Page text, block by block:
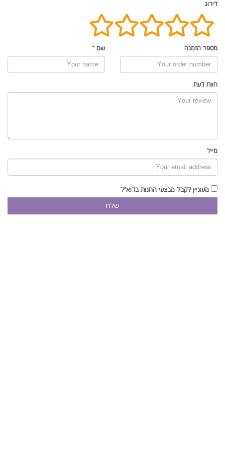
דירוג
שם * מספר הזמנה
חוות דעת
מייל
מעוניין לקבל מבצעי החנות בדוא"ל